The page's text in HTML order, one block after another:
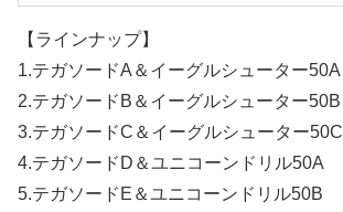
【ラインナップ】
1.テガソードA＆イーグルシューター50A
2.テガソードB＆イーグルシューター50B
3.テガソードC＆イーグルシューター50C
4.テガソードD＆ユニコーンドリル50A
5.テガソードE＆ユニコーンドリル50B